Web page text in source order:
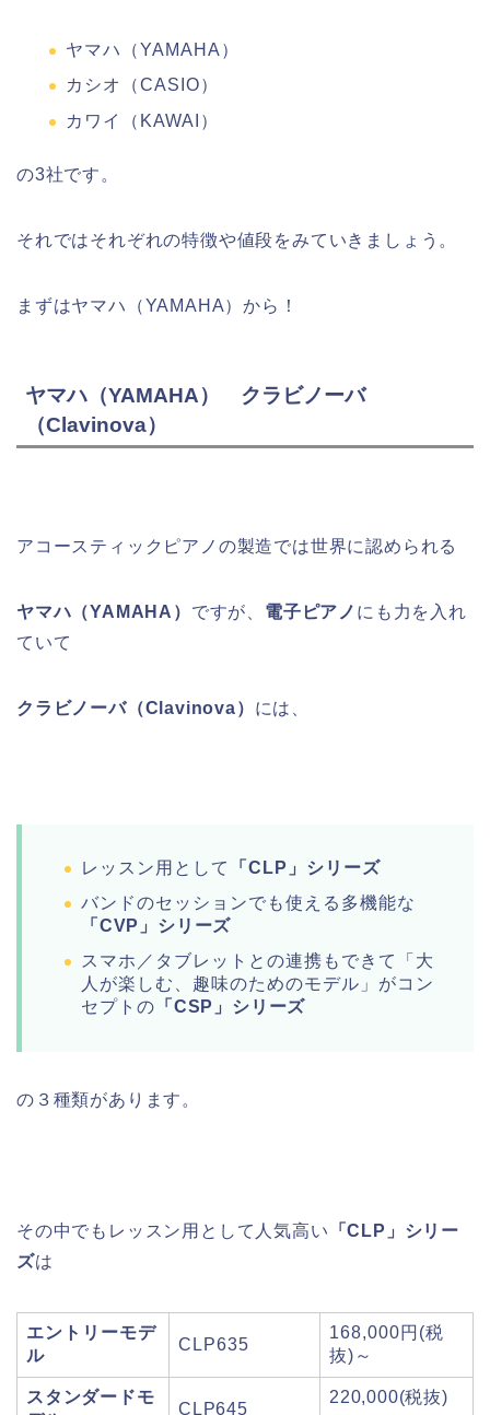
ヤマハ（YAMAHA）
カシオ（CASIO）
カワイ（KAWAI）
の3社です。
それではそれぞれの特徴や値段をみていきましょう。
まずはヤマハ（YAMAHA）から！
ヤマハ（YAMAHA） クラビノーバ
（Clavinova）
アコースティックピアノの製造では世界に認められる
ヤマハ（YAMAHA） ですが、 電子ピアノ にも力を入れ
ていて
クラビノーバ（Clavinova） には、
レッスン用として
「CLP」シリーズ
バンドのセッションでも使える多機能な
「CVP」シリーズ
スマホ／タブレットとの連携もできて「大
人が楽しむ、趣味のためのモデル」がコン
セプトの 「CSP」シリーズ
の３種類があります。
その中でもレッスン用として人気高い 「CLP」シリー
ズは
エントリーモデ
ル
CLP635
168,000円(税
抜)～
スタンダードモ
CLP645
220,000(税抜)